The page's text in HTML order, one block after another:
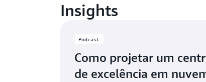
Insights
Podcast
Como projetar um
de excelência em